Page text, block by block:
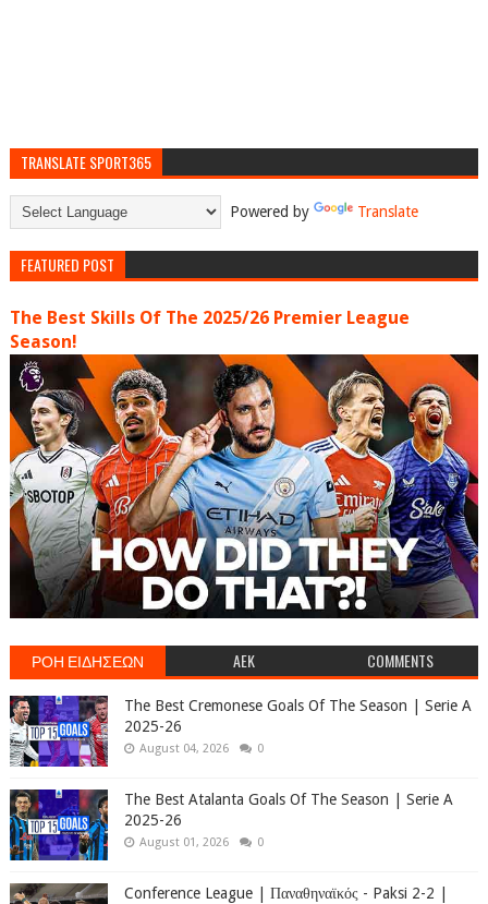
TRANSLATE SPORT365
Powered by Translate
FEATURED POST
The Best Skills Of The 2025/26 Premier League
Season!
ΡΟΗ ΕΙΔΗΣΕΩΝ AEK COMMENTS
The Best Cremonese Goals Of The Season | Serie A
2025-26
August 04, 2026 0
The Best Atalanta Goals Of The Season | Serie A
2025-26
August 01, 2026 0
Conference League | Παναθηναϊκός - Paksi 2-2 |